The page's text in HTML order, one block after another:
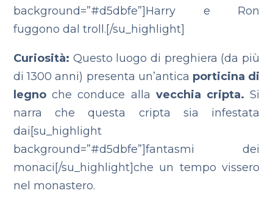
background=”#d5dbfe”]Harry e Ron
fuggono dal troll.[/su_highlight]
Curiosità: Questo luogo di preghiera (da più
di 1300 anni) presenta un’antica porticina di
legno che conduce alla vecchia cripta. Si
narra che questa cripta sia infestata
dai[su_highlight
background=”#d5dbfe”]fantasmi dei
monaci[/su_highlight]che un tempo vissero
nel monastero.